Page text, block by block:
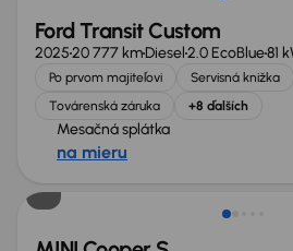
Ford Transit Custom
202520 777 kmDiesel2.0 EcoBlue81
Po prvom majiteľovi Servisná knižka
Továrenská záruka
+8 ďalších
Mesačná splátka
na mieru